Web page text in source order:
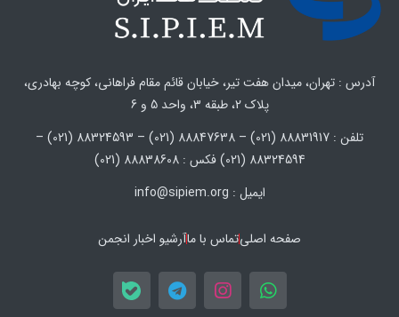
آدرس : تهران، میدان هفت تیر، خیابان قائم مقام فراهانی، کوچه بهادری،
پلاک 2، طبقه 3، واحد 5 و 6
تلفن : 88831917 (021) – 88847638 (021) – 88324593 (021) –
88324594 (021) فکس : 88838608 (021)
ایمیل : info@sipiem.org
صفحه اصلیتماس با ماآرشیو اخبار انجمن